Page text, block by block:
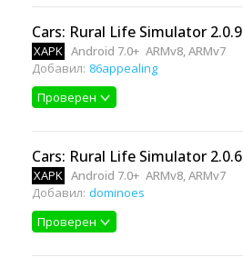
Cars: Rural Life Simulator 2.0.9
XAPK Android 7.0+ ARMv8, ARMv7
Добавил: 86appealing
Проверен
Cars: Rural Life Simulator 2.0.6
XAPK Android 7.0+ ARMv8, ARMv7
Добавил: dominoes
Проверен